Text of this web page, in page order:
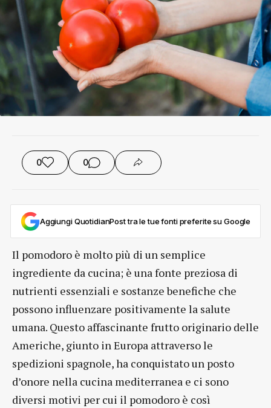
0 0
Aggiungi QuotidianPost tra le tue fonti preferite su Google
Il pomodoro è molto più di un semplice
ingrediente da cucina; è una fonte preziosa di
nutrienti essenziali e sostanze benefiche che
possono influenzare positivamente la salute
umana. Questo affascinante frutto originario delle
Americhe, giunto in Europa attraverso le
spedizioni spagnole, ha conquistato un posto
d’onore nella cucina mediterranea e ci sono
diversi motivi per cui il pomodoro è così